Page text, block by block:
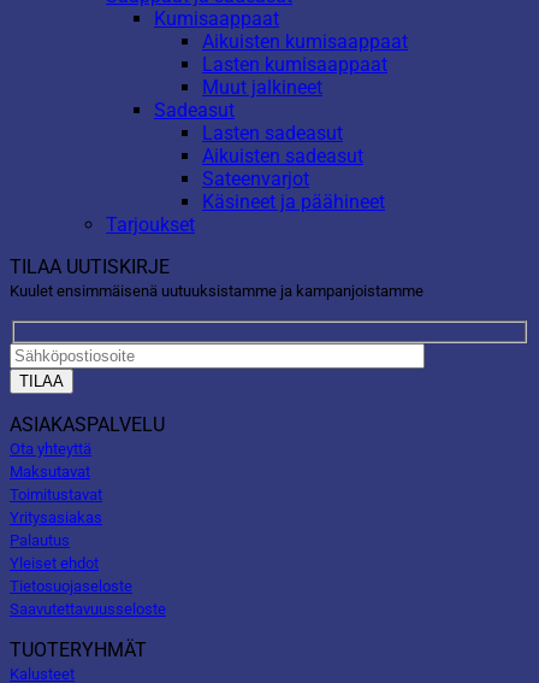
Kumisaappaat
Aikuisten kumisaappaat
Lasten kumisaappaat
Muut jalkineet
Sadeasut
Lasten sadeasut
Aikuisten sadeasut
Sateenvarjot
Käsineet ja päähineet
Tarjoukset
TILAA UUTISKIRJE
Kuulet ensimmäisenä uutuuksistamme ja kampanjoistamme
ASIAKASPALVELU
Ota yhteyttä
Maksutavat
Toimitustavat
Yritysasiakas
Palautus
Yleiset ehdot
Tietosuojaseloste
Saavutettavuusseloste
TUOTERYHMÄT
Kalusteet